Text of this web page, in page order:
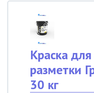
Краска
разметки
30 кг